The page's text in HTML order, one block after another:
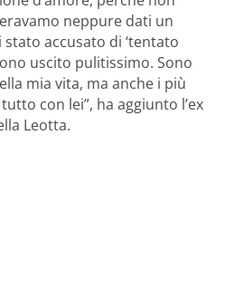
neppure dati un
accusato di ‘tentato
uscito pulitissimo. Sono
mia vita, ma anche i più
con lei”, ha aggiunto l’ex
Leotta.